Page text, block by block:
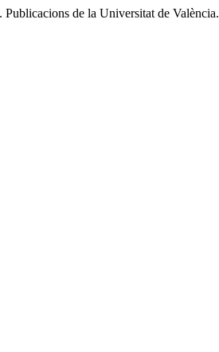
Publicacions de la Universitat de València.